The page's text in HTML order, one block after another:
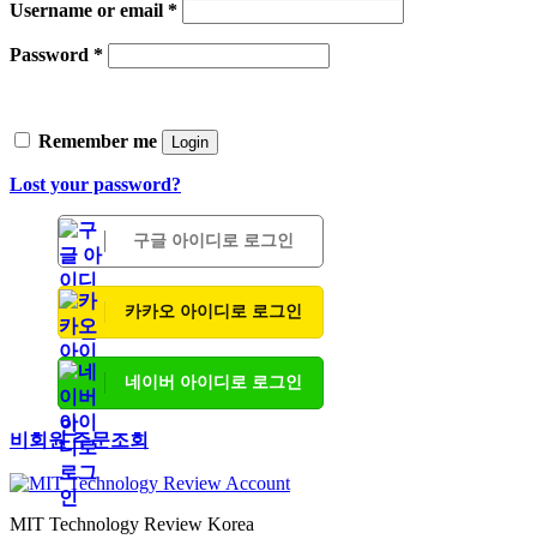
Username or email *
Password *
Remember me Login
Lost your password?
구글 아이디로 로그인
카카오 아이디로 로그인
네이버 아이디로 로그인
비회원 주문조회
MIT Technology Review Korea